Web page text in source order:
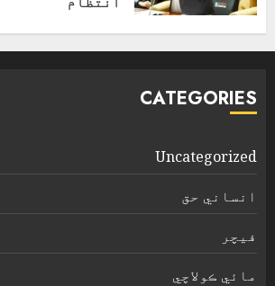
CATEGORIES
Uncategorized
انساني حق
فیچر
مائي ڪولاچي